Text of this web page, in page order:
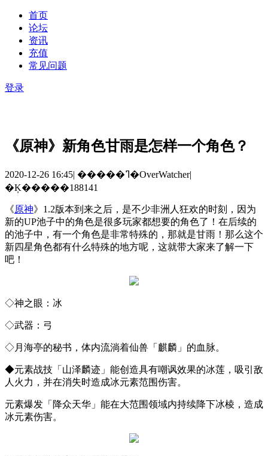
首页
论坛
资讯
充值
常见问题
登录
《原神》新角色甘雨是怎样一个角色？
2020-12-26 16:45| �����ߣ�OverWatcher|
�Ķ�����188141
《原神》 1.2版本到来之后，是不少非洲人狂欢的时刻，因为
新的UP池子中的角色是很多玩家都想要的角色了！在后续的
的池子中，有一个角色是非常特殊的，那就是甘雨！那么这个
新四星角色都有什么特殊的地方呢，这就带大家来了解一下
吧！
◇神之眼：冰
◇武器：弓
◇月海亭的秘书，体内流淌着仙兽「麒麟」的血脉。
◆元素战技「山泽麟迹」能创造具有嘲讽效果的冰莲，吸引敌
人火力，并在消失时造成冰元素范围伤害。
元素爆发「降众天华」能在大范围领域内持续降下冰棱，造成
冰元素伤害。